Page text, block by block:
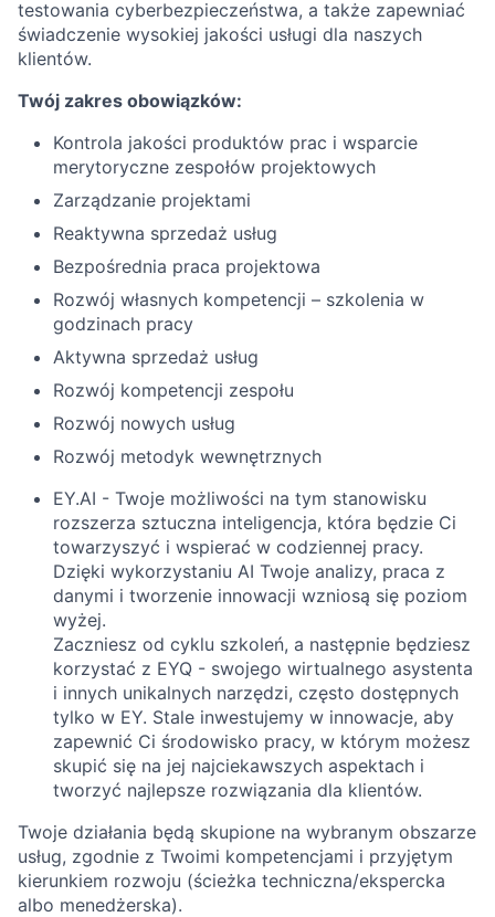
testowania cyberbezpieczeństwa, a także zapewniać
świadczenie wysokiej jakości usługi dla naszych
klientów.
Twój zakres obowiązków:
Kontrola jakości produktów prac i wsparcie
merytoryczne zespołów projektowych
Zarządzanie projektami
Reaktywna sprzedaż usług
Bezpośrednia praca projektowa
Rozwój własnych kompetencji – szkolenia w
godzinach pracy
Aktywna sprzedaż usług
Rozwój kompetencji zespołu
Rozwój nowych usług
Rozwój metodyk wewnętrznych
EY.AI - Twoje możliwości na tym stanowisku
rozszerza sztuczna inteligencja, która będzie Ci
towarzyszyć i wspierać w codziennej pracy.
Dzięki wykorzystaniu AI Twoje analizy, praca z
danymi i tworzenie innowacji wzniosą się poziom
wyżej.
Zaczniesz od cyklu szkoleń, a następnie będziesz
korzystać z EYQ - swojego wirtualnego asystenta
i innych unikalnych narzędzi, często dostępnych
tylko w EY. Stale inwestujemy w innowacje, aby
zapewnić Ci środowisko pracy, w którym możesz
skupić się na jej najciekawszych aspektach i
tworzyć najlepsze rozwiązania dla klientów.
Twoje działania będą skupione na wybranym obszarze
usług, zgodnie z Twoimi kompetencjami i przyjętym
kierunkiem rozwoju (ścieżka techniczna/ekspercka
albo menedżerska).